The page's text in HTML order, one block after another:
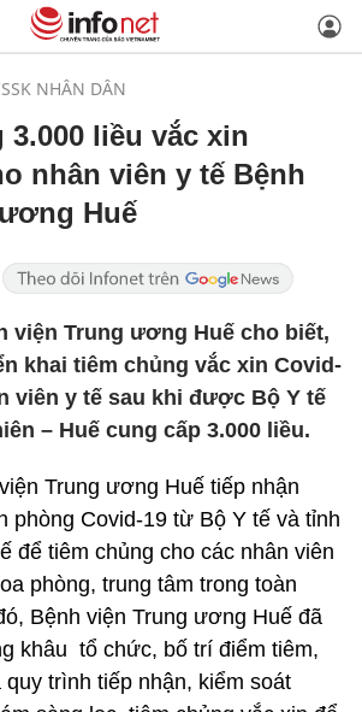
NHÂN DÂN
3.000 liều vắc xin
nhân viên y tế Bệnh
Huế
viện Trung ương Huế cho biết,
khai tiêm chủng vắc xin Covid-
viên y tế sau khi được Bộ Y tế
– Huế cung cấp 3.000 liều.
Trung ương Huế tiếp nhận
phòng Covid-19 từ Bộ Y tế và tỉnh
để tiêm chủng cho các nhân viên
phòng, trung tâm trong toàn
Bệnh viện Trung ương Huế đã
khâu tổ chức, bố trí điểm tiêm,
trình tiếp nhận, kiểm soát